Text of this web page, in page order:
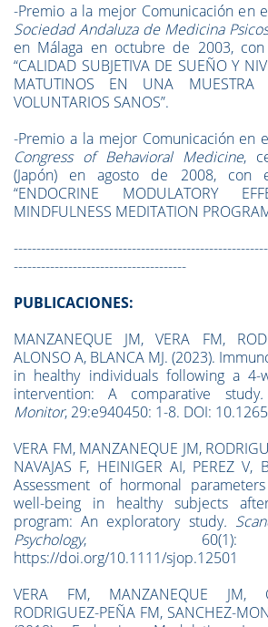
-Premio a la mejor Comunicación en
Sociedad Andaluza de Medicina
en Málaga en octubre de 2003,
“CALIDAD SUBJETIVA DE SUEÑO Y
MATUTINOS EN UNA MUESTRA
VOLUNTARIOS SANOS”.
-Premio a la mejor Comunicación en
Congress of Behavioral Medicine,
(Japón) en agosto de 2008, con
“ENDOCRINE MODULATORY
MINDFULNESS MEDITATION
--------------------------------------
PUBLICACIONES:
MANZANEQUE JM, VERA FM,
ALONSO A, BLANCA MJ. (2023).
in healthy individuals following a 4-
intervention: A comparative study.
Monitor, 29:e940450: 1-8. DOI:
VERA FM, MANZANEQUE JM,
NAVAJAS F, HEINIGER AI, PEREZ V,
Assessment of hormonal
well-being in healthy subjects
program: An exploratory study.
Psychology, 60(1):
https://doi.org/10.1111/sjop.12501
VERA FM, MANZANEQUE JM,
RODRIGUEZ-PEÑA FM, SANCHEZ-